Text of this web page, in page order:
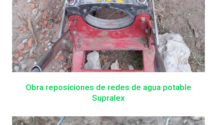
Obra reposiciones de redes de agua potable
Supralex